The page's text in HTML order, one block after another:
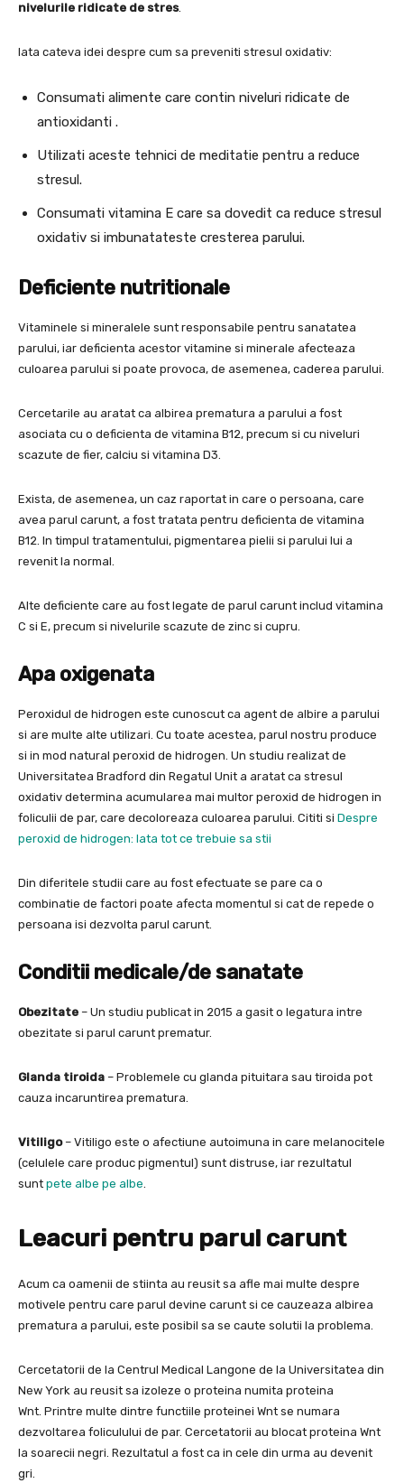
nivelurile ridicate de stres.
Iata cateva idei despre cum sa preveniti stresul oxidativ:
Consumati alimente care contin niveluri ridicate de
antioxidanti .
Utilizati aceste tehnici de meditatie pentru a reduce
stresul.
Consumati vitamina E care sa dovedit ca reduce stresul
oxidativ si imbunatateste cresterea parului.
Deficiente nutritionale
Vitaminele si mineralele sunt responsabile pentru sanatatea
parului, iar deficienta acestor vitamine si minerale afecteaza
culoarea parului si poate provoca, de asemenea, caderea parului.
Cercetarile au aratat ca albirea prematura a parului a fost
asociata cu o deficienta de vitamina B12, precum si cu niveluri
scazute de fier, calciu si vitamina D3.
Exista, de asemenea, un caz raportat in care o persoana, care
avea parul carunt, a fost tratata pentru deficienta de vitamina
B12. In timpul tratamentului, pigmentarea pielii si parului lui a
revenit la normal.
Alte deficiente care au fost legate de parul carunt includ vitamina
C si E, precum si nivelurile scazute de zinc si cupru.
Apa oxigenata
Peroxidul de hidrogen este cunoscut ca agent de albire a parului
si are multe alte utilizari. Cu toate acestea, parul nostru produce
si in mod natural peroxid de hidrogen. Un studiu realizat de
Universitatea Bradford din Regatul Unit a aratat ca stresul
oxidativ determina acumularea mai multor peroxid de hidrogen in
foliculii de par, care decoloreaza culoarea parului. Cititi si Despre
peroxid de hidrogen: Iata tot ce trebuie sa stii
Din diferitele studii care au fost efectuate se pare ca o
combinatie de factori poate afecta momentul si cat de repede o
persoana isi dezvolta parul carunt.
Conditii medicale/de sanatate
Obezitate – Un studiu publicat in 2015 a gasit o legatura intre
obezitate si parul carunt prematur.
Glanda tiroida – Problemele cu glanda pituitara sau tiroida pot
cauza incaruntirea prematura.
Vitiligo– Vitiligo este o afectiune autoimuna in care melanocitele
(celulele care produc pigmentul) sunt distruse, iar rezultatul
sunt pete albe pe albe.
Leacuri pentru parul carunt
Acum ca oamenii de stiinta au reusit sa afle mai multe despre
motivele pentru care parul devine carunt si ce cauzeaza albirea
prematura a parului, este posibil sa se caute solutii la problema.
Cercetatorii de la Centrul Medical Langone de la Universitatea din
New York au reusit sa izoleze o proteina numita proteina
Wnt. Printre multe dintre functiile proteinei Wnt se numara
dezvoltarea foliculului de par. Cercetatorii au blocat proteina Wnt
la soarecii negri. Rezultatul a fost ca in cele din urma au devenit
gri.